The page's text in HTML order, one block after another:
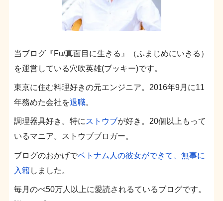
当ブログ『Fu/真面目に生きる』（ふまじめにいきる）
を運営している穴吹英雄(ブッキー)です。
東京に住む料理好きの元エンジニア。2016年9月に11
年務めた会社を退職。
調理器具好き。特に ストウブが好き。20個以上もって
いるマニア。ストウブブロガー。
ブログのおかげでベトナム人の彼女ができて、無事に
入籍しました。
毎月のべ50万人以上に愛読されるているブログです。